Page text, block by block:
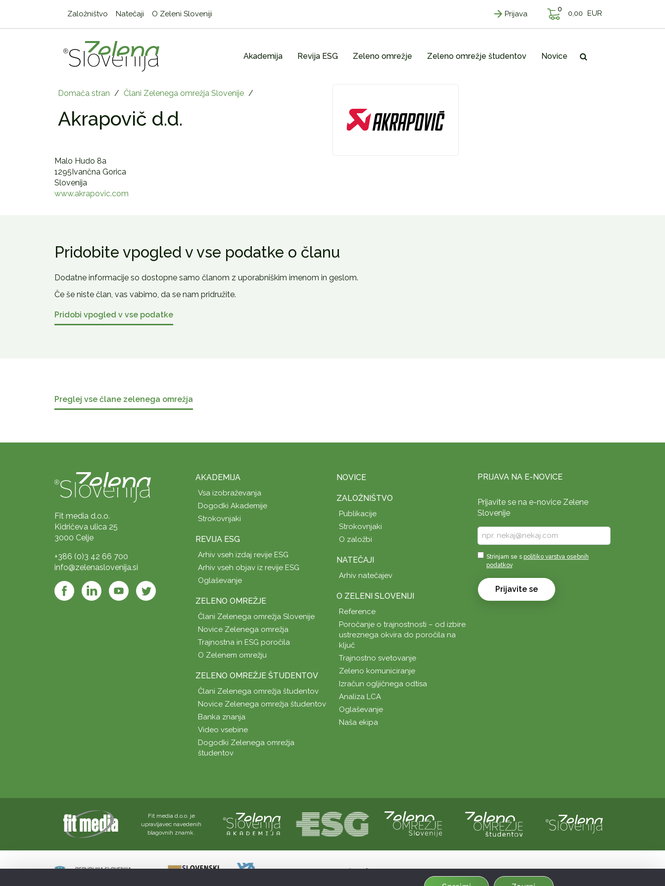
Založništvo Natečaji O Zeleni Sloveniji Prijava
0 0,00 EUR
Akademija Revija ESG Zeleno omrežje Zeleno omrežje študentov Novice
Domača stran / Člani Zelenega omrežja Slovenije /
Akrapovič d.d.
Malo Hudo 8a
1295Ivančna Gorica
Slovenija
www.akrapovic.com
Pridobite vpogled v vse podatke o članu
Dodatne informacije so dostopne samo članom z uporabniškim imenom in geslom.
Če še niste član, vas vabimo, da se nam pridružite.
Pridobi vpogled v vse podatke
Preglej vse člane zelenega omrežja
Fit media d.o.o.
Kidričeva ulica 25
3000 Celje
+386 (0)3 42 66 700
info@zelenaslovenija.si
AKADEMIJA
Vsa izobraževanja
Dogodki Akademije
Strokovnjaki
REVIJA ESG
Arhiv vseh izdaj revije ESG
Arhiv vseh objav iz revije ESG
Oglaševanje
ZELENO OMREŽJE
Člani Zelenega omrežja Slovenije
Novice Zelenega omrežja
Trajnostna in ESG poročila
O Zelenem omrežju
ZELENO OMREŽJE ŠTUDENTOV
Člani Zelenega omrežja študentov
Novice Zelenega omrežja študentov
Banka znanja
Video vsebine
Dogodki Zelenega omrežja
študentov
NOVICE
ZALOŽNIŠTVO
Publikacije
Strokovnjaki
O založbi
NATEČAJI
Arhiv natečajev
O ZELENI SLOVENIJI
Reference
Poročanje o trajnostnosti – od izbire
ustreznega okvira do poročila na
ključ
Trajnostno svetovanje
Zeleno komuniciranje
Izračun ogljičnega odtisa
Analiza LCA
Oglaševanje
Naša ekipa
PRIJAVA NA E-NOVICE
Prijavite se na e-novice Zelene
Slovenije
Vpišite
vaš
e-
naslov
Sprejmi
Strinjam se s politiko varstva osebnih
podatkov
Prijavite se
Fit media d.o.o. je
upravljavec navedenih
blagovnih znamk.
Naložbo sofinancirata Republika Slovenija in Evropska unija iz evropskega sklada za regionalni razvoj.
Sofinanciranje spletne strani je bilo pridobljeno preko Vavčerja za digitalni marketing.